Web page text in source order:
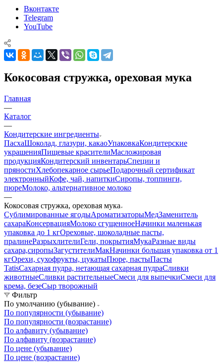
Вконтакте
Telegram
YouTube
Кокосовая стружка, ореховая мука
Главная
—
Каталог
—
Кондитерские ингредиенты
ПасхаШоколад, глазури, какаоУпаковкаКондитерские
украшенияПищевые красителиМасложировая
продукцияКондитерский инвентарьСпеции и
пряностиХлебопекарное сырьеПодарочный сертификат
электронныйКофе, чай, напиткиСиропы, топпинги,
пюреМолоко, альтернативное молоко
—
Кокосовая стружка, ореховая мука
Сублимированные ягодыАроматизаторыМедЗаменитель
сахараКонсервацияМолоко сгущенноеНачинки маленькая
упаковка до 1 кгОреховые, шоколадные пасты,
пралинеРазрыхлителиГели, покрытияМукаРазные виды
сахара,сиропыЗагустителиМакНачинки большая упаковка от 1
кгОрехи, сухофрукты, цукатыПюре, пастыПасты
TatisСахарная пудра, нетающая сахарная пудраСливки
животныеСливки растительныеСмеси для выпечкиСмеси для
крема, безеСыр творожный
Фильтр
По умолчанию (убывание)
По популярности (убывание)
По популярности (возрастание)
По алфавиту (убывание)
По алфавиту (возрастание)
По цене (убывание)
По цене (возрастание)